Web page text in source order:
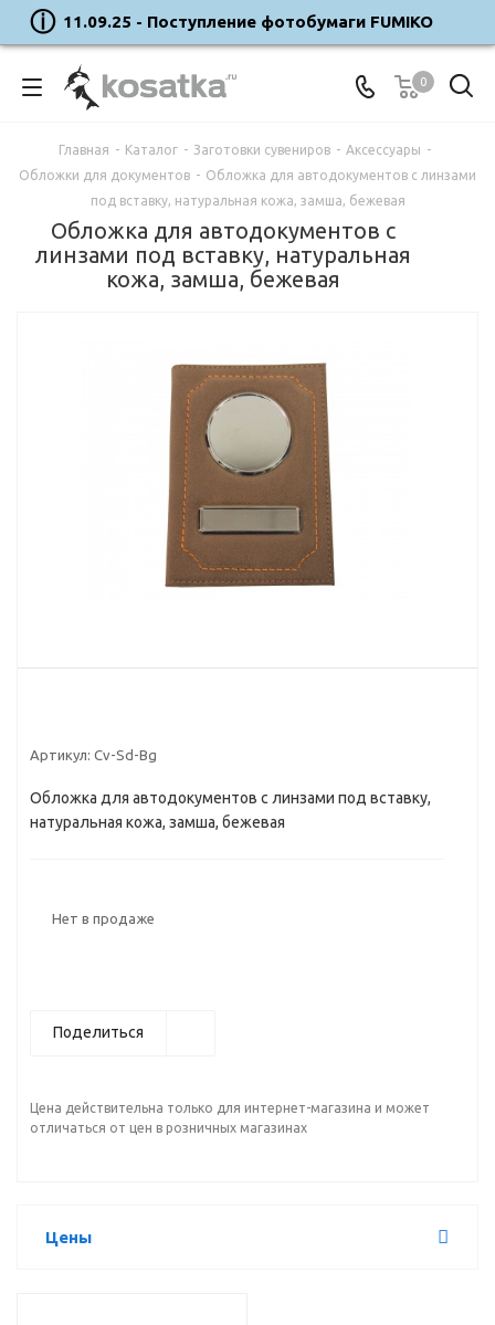
11.09.25 - Поступление фотобумаги FUMIKO
0
Главная - Каталог - Заготовки сувениров - Аксессуары -
Обложки для документов - Обложка для автодокументов с линзами
под вставку, натуральная кожа, замша, бежевая
Обложка для автодокументов с
линзами под вставку, натуральная
кожа, замша, бежевая
Артикул: Cv-Sd-Bg
Обложка для автодокументов с линзами под вставку,
натуральная кожа, замша, бежевая
Нет в продаже
Поделиться
Цена действительна только для интернет-магазина и может
отличаться от цен в розничных магазинах
Цены